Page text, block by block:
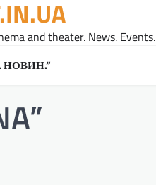
and theater. News. Events.
НОВИН.”